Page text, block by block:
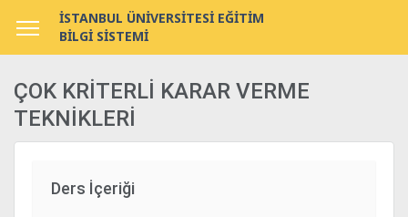
İSTANBUL ÜNİVERSİTESİ EĞİTİM
BİLGİ SİSTEMİ
ÇOK KRİTERLİ KARAR VERME
TEKNİKLERİ
Ders İçeriği